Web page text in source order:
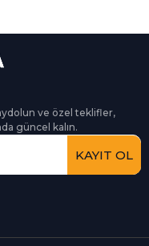
ve özel teklifler,
güncel kalın.
KAYIT OL